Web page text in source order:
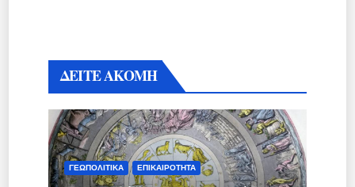
ΔΕΙΤΕ ΑΚΟΜΗ
ΓΕΩΠΟΛΙΤΙΚΆ ΕΠΙΚΑΙΡΌΤΗΤΑ